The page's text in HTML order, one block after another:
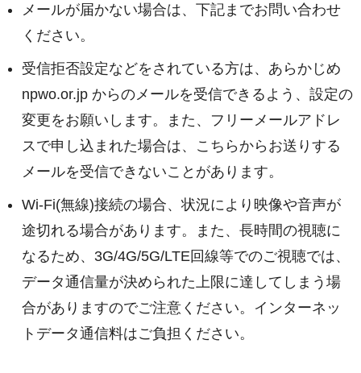
メールが届かない場合は、下記までお問い合わせ
ください。
受信拒否設定などをされている方は、あらかじめ
npwo.or.jp からのメールを受信できるよう、設定の
変更をお願いします。また、フリーメールアドレ
スで申し込まれた場合は、こちらからお送りする
メールを受信できないことがあります。
Wi-Fi(無線)接続の場合、状況により映像や音声が
途切れる場合があります。また、長時間の視聴に
なるため、3G/4G/5G/LTE回線等でのご視聴では、
データ通信量が決められた上限に達してしまう場
合がありますのでご注意ください。インターネッ
トデータ通信料はご負担ください。